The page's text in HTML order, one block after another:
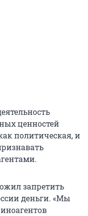
ценностей
политическая, и
запретить
деньги. «Мы